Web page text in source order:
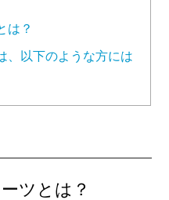
は？
、以下のような方には
ツとは？